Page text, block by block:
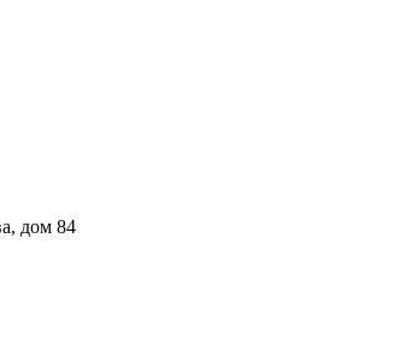
дом 84